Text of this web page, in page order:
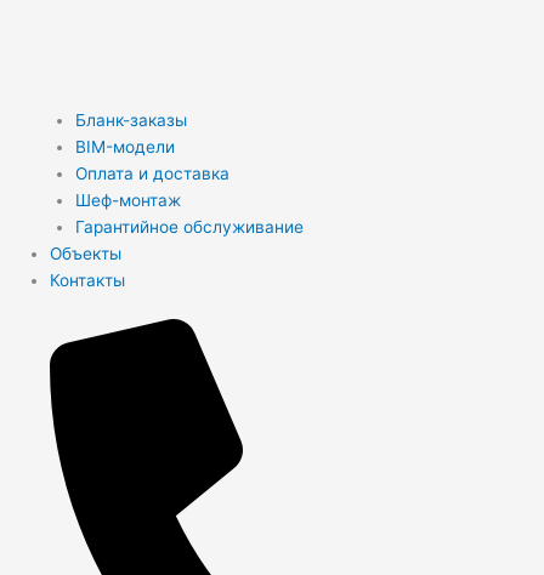
Бланк-заказы
BIM-модели
Оплата и доставка
Шеф-монтаж
Гарантийное обслуживание
Объекты
Контакты